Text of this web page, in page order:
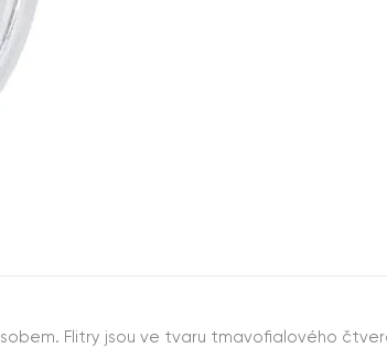
Flitry jsou ve tvaru tmavofialového